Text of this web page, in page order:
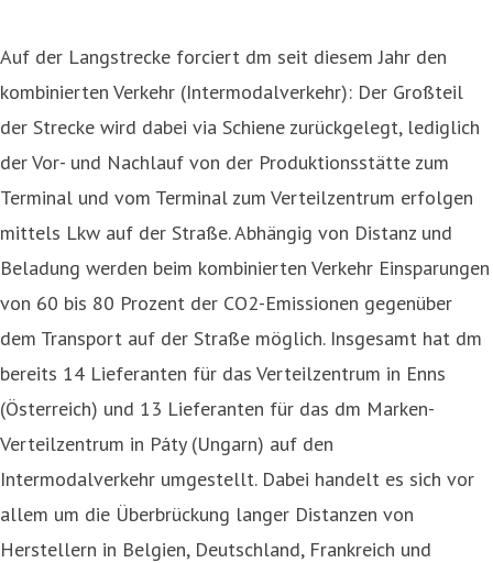
Auf der Langstrecke forciert dm seit diesem Jahr den
kombinierten Verkehr (Intermodalverkehr): Der Großteil
der Strecke wird dabei via Schiene zurückgelegt, lediglich
der Vor- und Nachlauf von der Produktionsstätte zum
Terminal und vom Terminal zum Verteilzentrum erfolgen
mittels Lkw auf der Straße. Abhängig von Distanz und
Beladung werden beim kombinierten Verkehr Einsparungen
von 60 bis 80 Prozent der CO2-Emissionen gegenüber
dem Transport auf der Straße möglich. Insgesamt hat dm
bereits 14 Lieferanten für das Verteilzentrum in Enns
(Österreich) und 13 Lieferanten für das dm Marken-
Verteilzentrum in Páty (Ungarn) auf den
Intermodalverkehr umgestellt. Dabei handelt es sich vor
allem um die Überbrückung langer Distanzen von
Herstellern in Belgien, Deutschland, Frankreich und